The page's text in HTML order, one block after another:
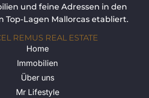
und feine Adressen in den
Top-Lagen Mallorcas etabliert.
REMUS REAL ESTATE
Home
Immobilien
Über uns
Mr Lifestyle